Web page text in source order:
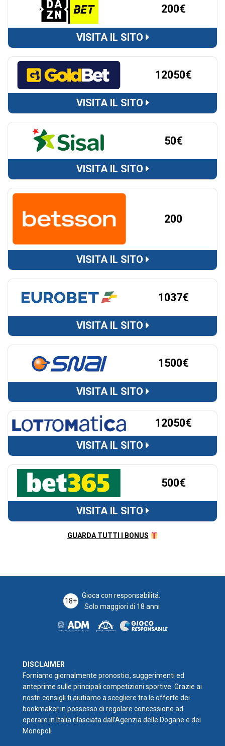
200€
VISITA IL SITO
12050€
VISITA IL SITO
50€
VISITA IL SITO
200
VISITA IL SITO
1037€
VISITA IL SITO
1500€
VISITA IL SITO
12050€
VISITA IL SITO
500€
VISITA IL SITO
GUARDA TUTTI I BONUS
18+
Gioca con responsabilitá.
Solo maggiori di 18 anni
DISCLAIMER
Forniamo giornalmente pronostici, suggerimenti ed
anteprime sulle principali competizioni sportive. Grazie ai
nostri consigli ti aiutiamo a scegliere tra le offerte dei
bookmaker in possesso di regolare concessione ad
operare in Italia rilasciata dall’Agenzia delle Dogane e dei
Monopoli